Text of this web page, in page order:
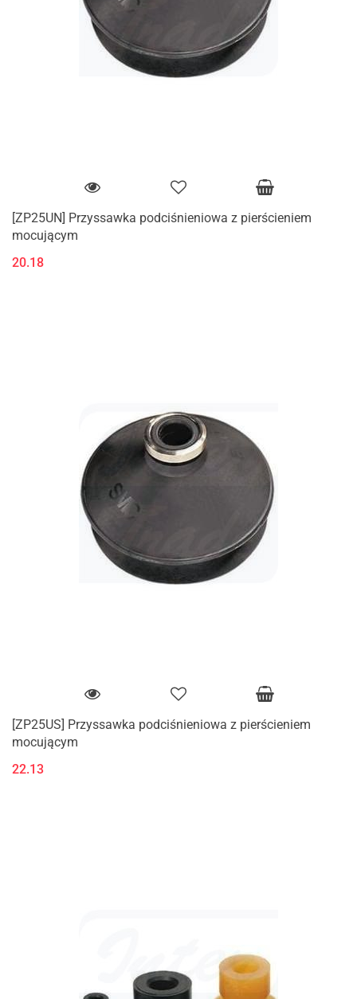
[ZP25UN] Przyssawka podciśnieniowa z pierścieniem
mocującym
20.18
[ZP25US] Przyssawka podciśnieniowa z pierścieniem
mocującym
22.13